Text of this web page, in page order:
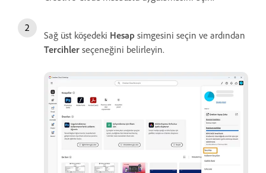
Sağ üst köşedeki Hesap simgesini seçin ve ardından
Tercihler seçeneğini belirleyin.